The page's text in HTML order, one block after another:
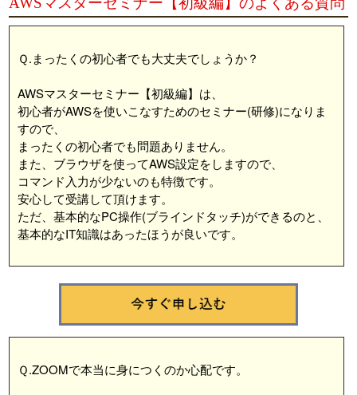
Ｑ.まったくの初心者でも大丈夫でしょうか？
AWSマスターセミナー【初級編】は、
初心者がAWSを使いこなすためのセミナー(研修)になりま
すので、
まったくの初心者でも問題ありません。
また、ブラウザを使ってAWS設定をしますので、
コマンド入力が少ないのも特徴です。
安心して受講して頂けます。
ただ、基本的なPC操作(ブラインドタッチ)ができるのと、
基本的なIT知識はあったほうが良いです。
Ｑ.ZOOMで本当に身につくのか心配です。